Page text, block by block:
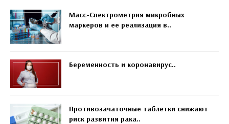
Масс-Спектрометрия микробных
маркеров и ее реализация в..
Беременность и коронавирус..
Противозачаточные таблетки снижают
риск развития рака..